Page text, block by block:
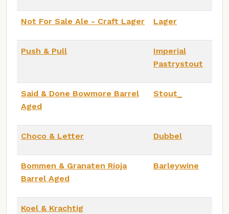
Not For Sale Ale - Craft Lager Lager
Push & Pull
Imperial
Pastrystout
Said & Done Bowmore Barrel
Aged
Stout_
Choco & Letter Dubbel
Bommen & Granaten Rioja
Barrel Aged
Barleywine
Koel & Krachtig